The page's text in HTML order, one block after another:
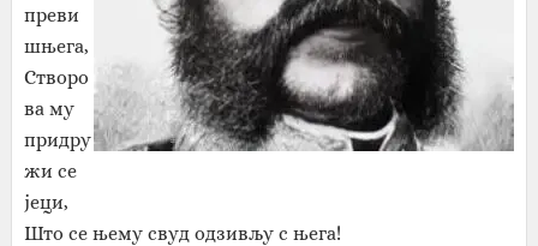
преви
шњега,
Створо
ва му
придру
жи се
јеци,
Што се њему свуд одзивљу с њега!